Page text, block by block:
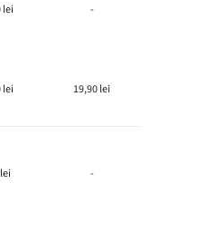
lei -
lei 19,90 lei
-